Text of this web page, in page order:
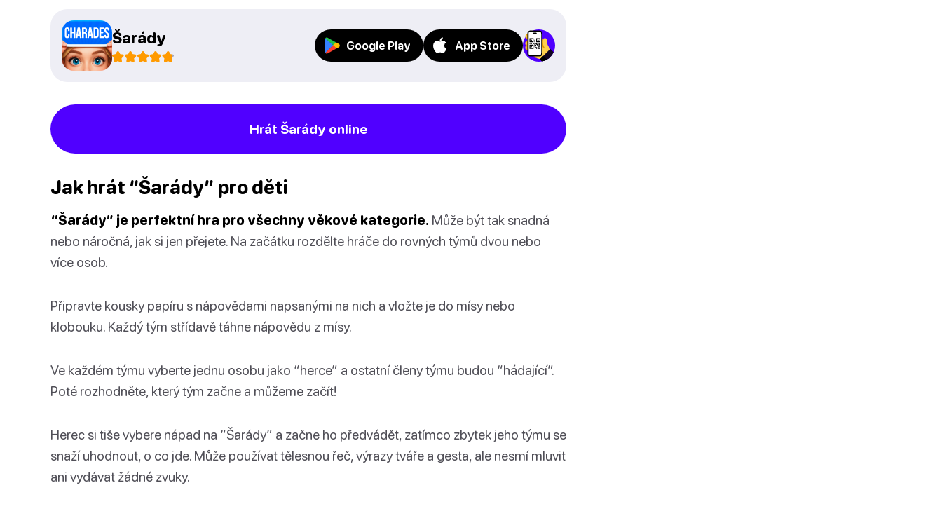
Šarády Google Play App Store
Hrát Šarády online
Jak hrát “Šarády” pro děti
“Šarády” je perfektní hra pro všechny věkové kategorie. Může být tak snadná
nebo náročná, jak si jen přejete. Na začátku rozdělte hráče do rovných týmů dvou nebo
více osob.
Připravte kousky papíru s nápovědami napsanými na nich a vložte je do mísy nebo
klobouku. Každý tým střídavě táhne nápovědu z mísy.
Ve každém týmu vyberte jednu osobu jako “herce” a ostatní členy týmu budou “hádající”.
Poté rozhodněte, který tým začne a můžeme začít!
Herec si tiše vybere nápad na “Šarády” a začne ho předvádět, zatímco zbytek jeho týmu se
snaží uhodnout, o co jde. Může používat tělesnou řeč, výrazy tváře a gesta, ale nesmí mluvit
ani vydávat žádné zvuky.